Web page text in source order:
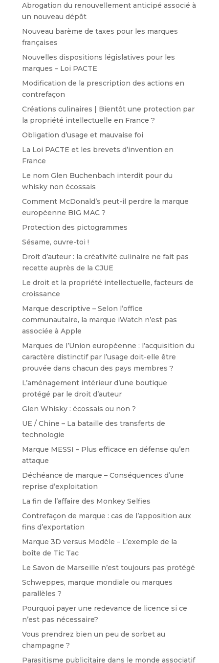
Abrogation du renouvellement anticipé associé à
un nouveau dépôt
Nouveau barème de taxes pour les marques
françaises
Nouvelles dispositions législatives pour les
marques – Loi PACTE
Modification de la prescription des actions en
contrefaçon
Créations culinaires | Bientôt une protection par
la propriété intellectuelle en France ?
Obligation d’usage et mauvaise foi
La Loi PACTE et les brevets d’invention en
France
Le nom Glen Buchenbach interdit pour du
whisky non écossais
Comment McDonald’s peut-il perdre la marque
européenne BIG MAC ?
Protection des pictogrammes
Sésame, ouvre-toi !
Droit d’auteur : la créativité culinaire ne fait pas
recette auprès de la CJUE
Le droit et la propriété intellectuelle, facteurs de
croissance
Marque descriptive – Selon l’office
communautaire, la marque iWatch n’est pas
associée à Apple
Marques de l’Union européenne : l’acquisition du
caractère distinctif par l’usage doit-elle être
prouvée dans chacun des pays membres ?
L’aménagement intérieur d’une boutique
protégé par le droit d’auteur
Glen Whisky : écossais ou non ?
UE / Chine – La bataille des transferts de
technologie
Marque MESSI – Plus efficace en défense qu’en
attaque
Déchéance de marque – Conséquences d’une
reprise d’exploitation
La fin de l’affaire des Monkey Selfies
Contrefaçon de marque : cas de l’apposition aux
fins d’exportation
Marque 3D versus Modèle – L’exemple de la
boîte de Tic Tac
Le Savon de Marseille n’est toujours pas protégé
Schweppes, marque mondiale ou marques
parallèles ?
Pourquoi payer une redevance de licence si ce
n’est pas nécessaire?
Vous prendrez bien un peu de sorbet au
champagne ?
Parasitisme publicitaire dans le monde associatif